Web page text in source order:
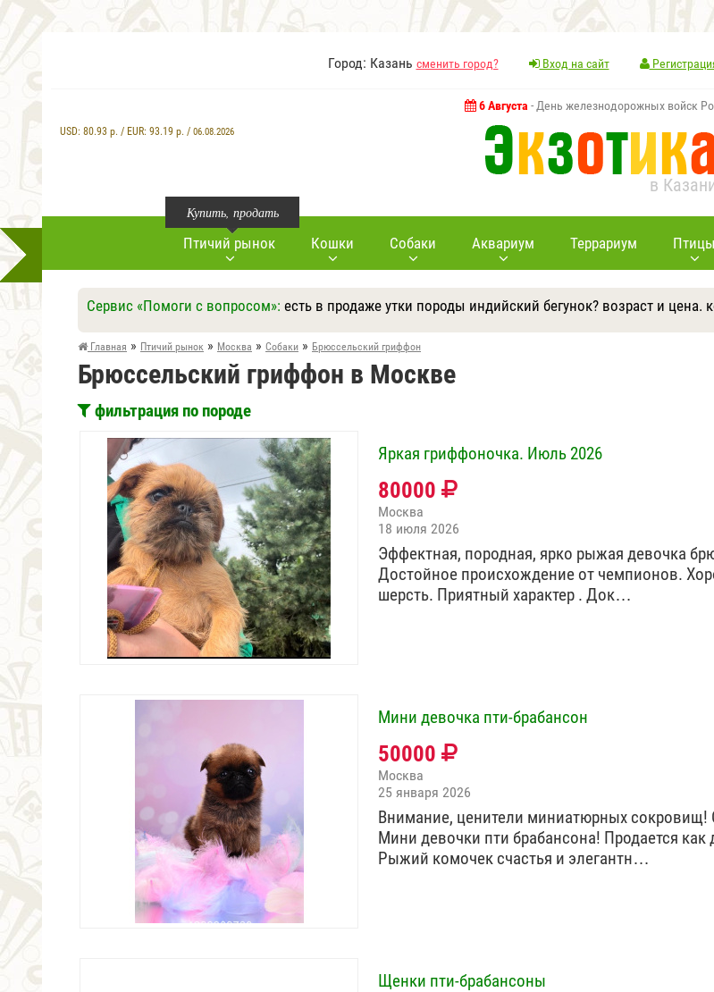
Город: Казань сменить город? Вход на сайт
6 Августа - День железнодорожных войск
USD: 80.93 р. / EUR: 93.19 р. / 06.08.2026
в
Купить, продать
Птичий рынок Кошки Собаки Аквариум Террариум Птицы
Сервис «Помоги с вопросом»: есть в продаже утки породы индийский бегунок? возраст и цена.
Ответить Другие вопросы
Задать
Главная » Птичий рынок » Москва » Собаки » Брюссельский гриффон
Брюссельский гриффон в Москве
фильтрация по породе
Яркая гриффоночка. Июль 2026
80000
Москва
18 июля 2026
Эффектная, породная, ярко рыжая девочка
Достойное происхождение от чемпионов.
шерсть. Приятный характер . Док…
Мини девочка пти-брабансон
50000
Москва
25 января 2026
Внимание, ценители миниатюрных сокровищ!
Мини девочки пти брабансона! Продается
Рыжий комочек счастья и элегантн…
Щенки пти-брабансоны